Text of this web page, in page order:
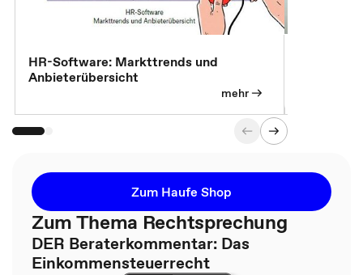
HR-Software: Markttrends und
Anbieterübersicht
mehr
Zum Haufe Shop
Zum Thema Rechtsprechung
DER Beraterkommentar: Das
Einkommensteuerrecht